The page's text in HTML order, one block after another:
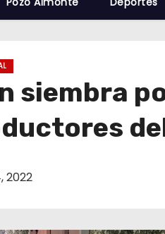
siembra
2022